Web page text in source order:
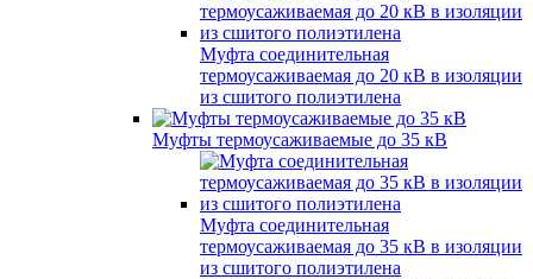
Муфта соединительная
термоусаживаемая до 20 кВ в изоляции
из сшитого полиэтилена
Муфты термоусаживаемые до 35 кВ
Муфта соединительная
термоусаживаемая до 35 кВ в изоляции
из сшитого полиэтилена